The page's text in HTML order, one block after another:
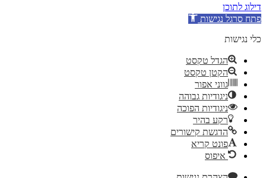
דילוג לתוכן
פתח סרגל נגישות
כלי נגישות
הגדל טקסט
הקטן טקסט
גווני אפור
ניגודיות גבוהה
ניגודיות הפוכה
רקע בהיר
הדגשת קישורים
פונט קריא
איפוס